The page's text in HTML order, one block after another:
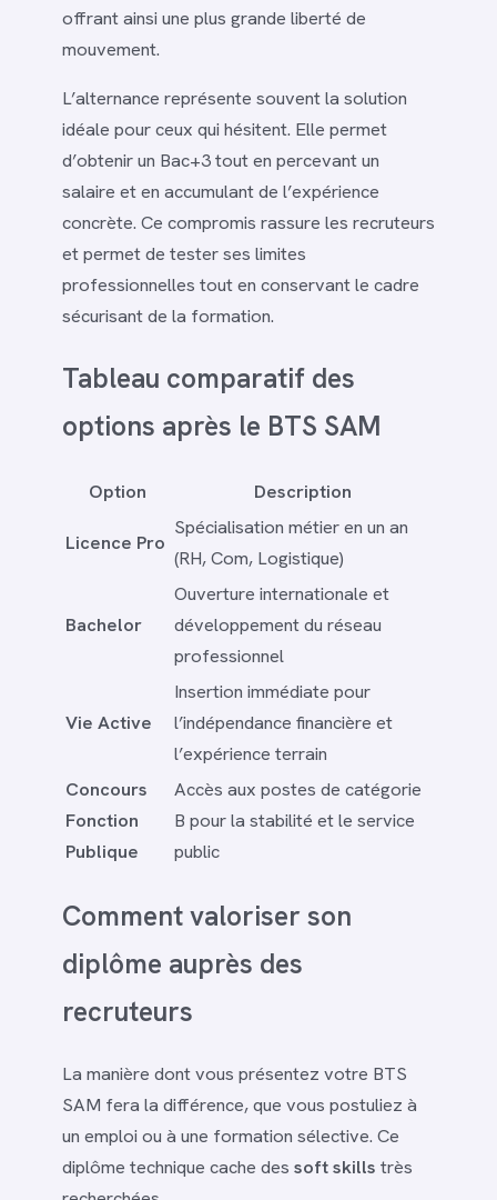
offrant ainsi une plus grande liberté de
mouvement.
L’alternance représente souvent la solution
idéale pour ceux qui hésitent. Elle permet
d’obtenir un Bac+3 tout en percevant un
salaire et en accumulant de l’expérience
concrète. Ce compromis rassure les recruteurs
et permet de tester ses limites
professionnelles tout en conservant le cadre
sécurisant de la formation.
Tableau comparatif des
options après le BTS SAM
Option Description
Licence Pro
Spécialisation métier en un an
(RH, Com, Logistique)
Bachelor
Ouverture internationale et
développement du réseau
professionnel
Vie Active
Insertion immédiate pour
l’indépendance financière et
l’expérience terrain
Concours
Fonction
Publique
Accès aux postes de catégorie
B pour la stabilité et le service
public
Comment valoriser son
diplôme auprès des
recruteurs
La manière dont vous présentez votre BTS
SAM fera la différence, que vous postuliez à
un emploi ou à une formation sélective. Ce
diplôme technique cache des soft skills très